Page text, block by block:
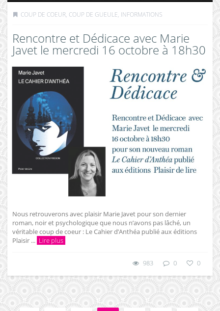
COUP DE COEUR, COUP DE GUEULE, INFORMATIONS
Rencontre et Dédicace avec Marie
Javet le mercredi 16 octobre à 18h30
Nous retrouverons avec plaisir Marie Javet pour son dernier
roman, noir et psychologique que nous n’avons pas lâché, un
véritable coup de coeur : Le Cahier d’Anthéa publié aux éditions
Plaisir ... Lire plus
983 0 0